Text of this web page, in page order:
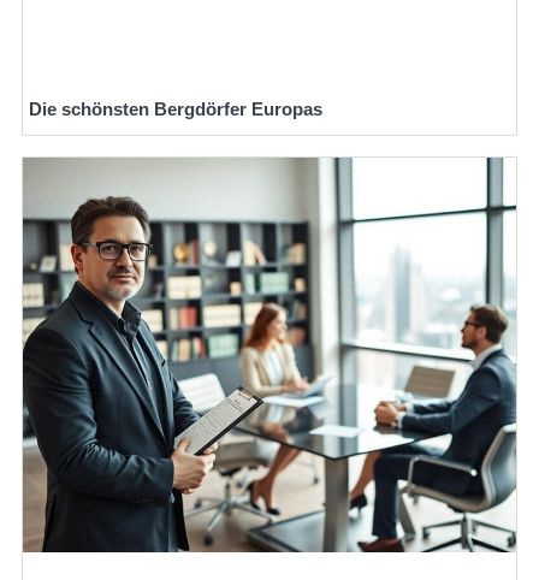
Die schönsten Bergdörfer Europas